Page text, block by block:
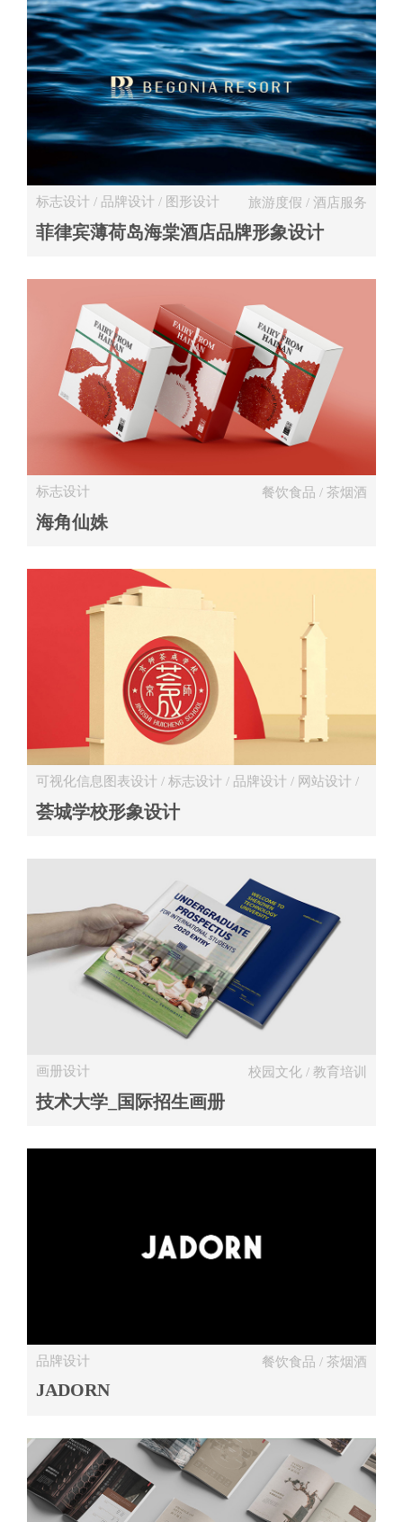
标志设计 / 品牌设计 / 图形设计 旅游度假 / 酒店服务
菲律宾薄荷岛海棠酒店品牌形象设计
标志设计 餐饮食品 / 茶烟酒
海角仙姝
可视化信息图表设计 / 标志设计 / 品牌设计 / 网站设计 /
画册设计
荟城学校形象设计
画册设计 校园文化 / 教育培训
技术大学_国际招生画册
品牌设计 餐饮食品 / 茶烟酒
JADORN